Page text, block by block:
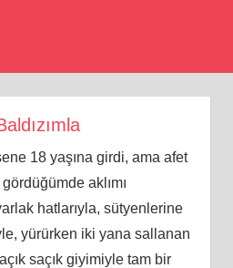
18 yaşına girdi, ama afet
aklımı
hatlarıyla, sütyenlerine
yürürken iki yana sallanan
saçık giyimiyle tam bir